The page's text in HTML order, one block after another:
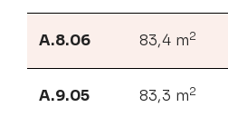
A.8.06 83,4 m2
A.9.05 83,3 m2